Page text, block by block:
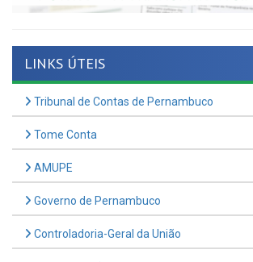
Tribunal de Contas de Pernambuco
Tome Conta
AMUPE
Governo de Pernambuco
Controladoria-Geral da União
Confederação Nacional de Municípios - CNM